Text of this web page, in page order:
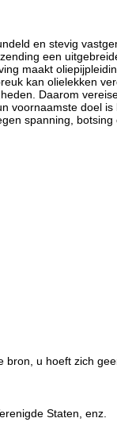
en stevig
een
maakt
kan olielekken
Daarom
voornaamste doel
spanning, botsing
bron, u hoeft zich
Staten, enz.